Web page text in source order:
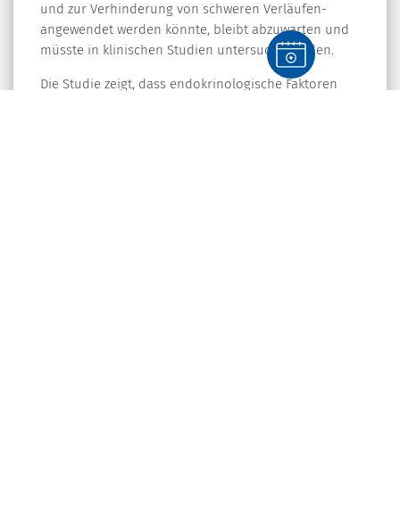
und zur Verhinderung von schweren Verläufen-
angewendet werden könnte, bleibt abzuwarten und
müsste in klinischen Studien untersucht werden.
Die Studie zeigt, dass endokrinologische Faktoren